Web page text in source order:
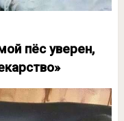
пёс уверен,